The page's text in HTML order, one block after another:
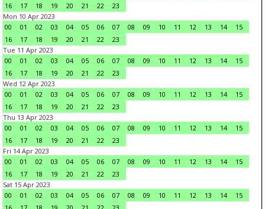
16
17 18 19 20 21 22
23
Mon 10 Apr 2023
00
01 02 03 04 05 06 07 08 09 10 11 12 13 14
15
16
17 18 19 20 21 22
23
Tue 11 Apr 2023
00
01 02 03 04 05 06 07 08 09 10 11 12 13 14
15
16
17 18 19 20 21 22
23
Wed 12 Apr 2023
00
01 02 03 04 05 06 07 08 09 10 11 12 13 14
15
16
17 18 19 20 21 22
23
Thu 13 Apr 2023
00
01 02 03 04 05 06 07 08 09 10 11 12 13 14
15
16
17 18 19 20 21 22
23
Fri 14 Apr 2023
00
01 02 03 04 05 06 07 08 09 10 11 12 13 14
15
16
17 18 19 20 21 22
23
Sat 15 Apr 2023
00
01 02 03 04 05 06 07 08 09 10 11 12 13 14
15